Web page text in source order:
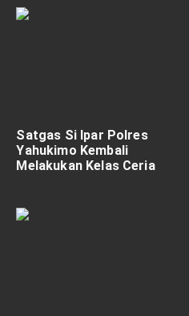
Satgas Si Ipar Polres
Yahukimo Kembali
Melakukan Kelas Ceria